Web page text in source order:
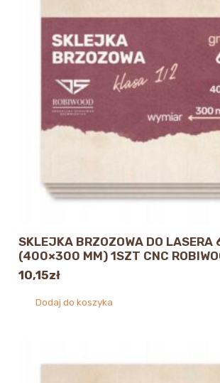
SKLEJKA BRZOZOWA DO LASERA
(400×300 MM) 1SZT CNC
10,15zł
Dodaj do koszyka